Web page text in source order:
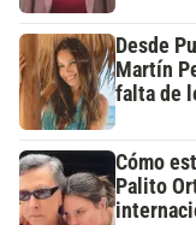
Desde
Martín
falta de
Cómo
Palito